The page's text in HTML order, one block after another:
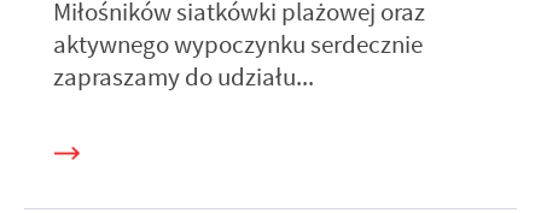
Miłośników siatkówki plażowej oraz
aktywnego wypoczynku serdecznie
zapraszamy do udziału...